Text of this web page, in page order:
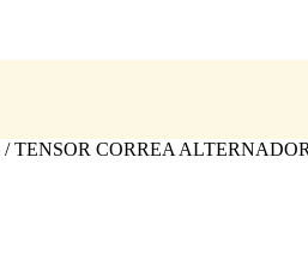
/ TENSOR CORREA